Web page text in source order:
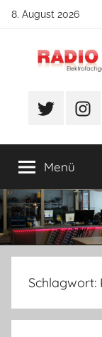
Zum
springen
8. August 2026
Radio
Lampenbau
#Twitter
Menü
Schlagwort: